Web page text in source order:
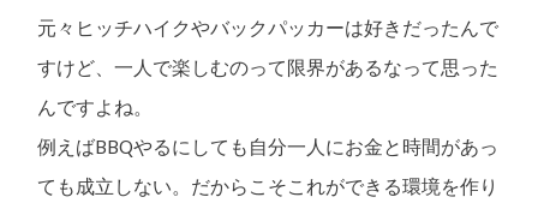
元々ヒッチハイクやバックパッカーは好きだったんで
すけど、一人で楽しむのって限界があるなって思った
んですよね。
例えばBBQやるにしても自分一人にお金と時間があっ
ても成立しない。だからこそこれができる環境を作り